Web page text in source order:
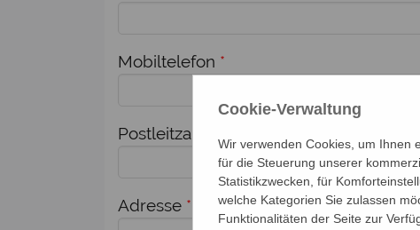
Mobiltelefon *
Postleitzahl
Adresse *
Cookie-Verwaltung
Wir verwenden Cookies, um Ihnen
für die Steuerung unserer
Statistikzwecken, für
welche Kategorien Sie zulassen
Funktionalitäten der Seite zur